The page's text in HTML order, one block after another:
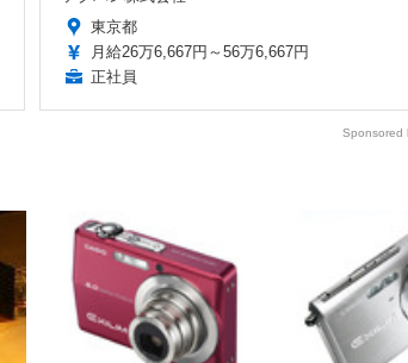
東京都
月給26万6,667円～56万6,667円
正社員
Sponsored